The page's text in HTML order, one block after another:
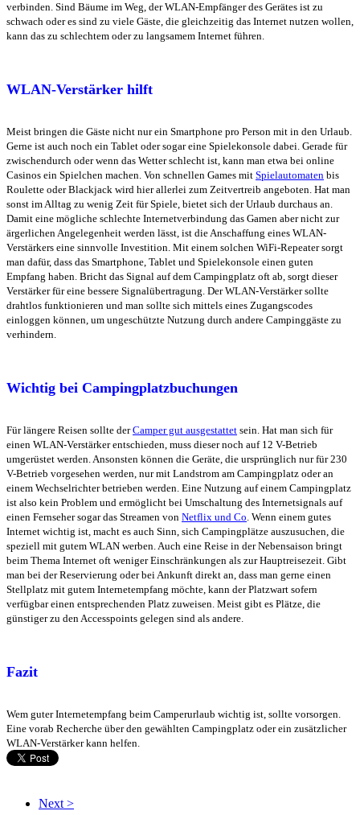
verbinden. Sind Bäume im Weg, der WLAN-Empfänger des Gerätes ist zu
schwach oder es sind zu viele Gäste, die gleichzeitig das Internet nutzen wollen,
kann das zu schlechtem oder zu langsamem Internet führen.
WLAN-Verstärker hilft
Meist bringen die Gäste nicht nur ein Smartphone pro Person mit in den Urlaub.
Gerne ist auch noch ein Tablet oder sogar eine Spielekonsole dabei. Gerade für
zwischendurch oder wenn das Wetter schlecht ist, kann man etwa bei online
Casinos ein Spielchen machen. Von schnellen Games mit Spielautomaten bis
Roulette oder Blackjack wird hier allerlei zum Zeitvertreib angeboten. Hat man
sonst im Alltag zu wenig Zeit für Spiele, bietet sich der Urlaub durchaus an.
Damit eine mögliche schlechte Internetverbindung das Gamen aber nicht zur
ärgerlichen Angelegenheit werden lässt, ist die Anschaffung eines WLAN-
Verstärkers eine sinnvolle Investition. Mit einem solchen WiFi-Repeater sorgt
man dafür, dass das Smartphone, Tablet und Spielekonsole einen guten
Empfang haben. Bricht das Signal auf dem Campingplatz oft ab, sorgt dieser
Verstärker für eine bessere Signalübertragung. Der WLAN-Verstärker sollte
drahtlos funktionieren und man sollte sich mittels eines Zugangscodes
einloggen können, um ungeschützte Nutzung durch andere Campinggäste zu
verhindern.
Wichtig bei Campingplatzbuchungen
Für längere Reisen sollte derCamper gut ausgestattet sein. Hat man sich für
einen WLAN-Verstärker entschieden, muss dieser noch auf 12 V-Betrieb
umgerüstet werden. Ansonsten können die Geräte, die ursprünglich nur für 230
V-Betrieb vorgesehen werden, nur mit Landstrom am Campingplatz oder an
einem Wechselrichter betrieben werden. Eine Nutzung auf einem Campingplatz
ist also kein Problem und ermöglicht bei Umschaltung des Internetsignals auf
einen Fernseher sogar das Streamen von Netflix und Co. Wenn einem gutes
Internet wichtig ist, macht es auch Sinn, sich Campingplätze auszusuchen, die
speziell mit gutem WLAN werben. Auch eine Reise in der Nebensaison bringt
beim Thema Internet oft weniger Einschränkungen als zur Hauptreisezeit. Gibt
man bei der Reservierung oder bei Ankunft direkt an, dass man gerne einen
Stellplatz mit gutem Internetempfang möchte, kann der Platzwart sofern
verfügbar einen entsprechenden Platz zuweisen. Meist gibt es Plätze, die
günstiger zu den Accesspoints gelegen sind als andere.
Fazit
Wem guter Internetempfang beim Camperurlaub wichtig ist, sollte vorsorgen.
Eine vorab Recherche über den gewählten Campingplatz oder ein zusätzlicher
WLAN-Verstärker kann helfen.
Next >